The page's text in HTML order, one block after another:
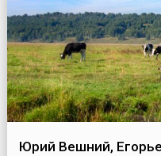
Юрий Вешний,